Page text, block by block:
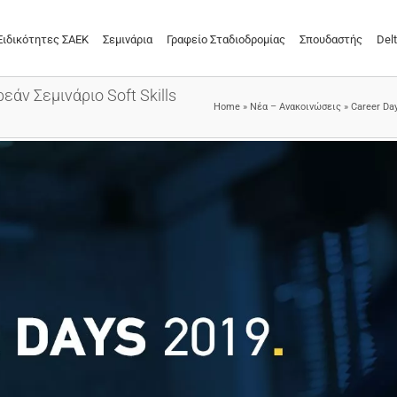
ΣΑΕΚ Σεμινάρια Γραφείο Σταδιοδρομίας Σπουδαστής
Σεμινάριο Soft Skills
Home » Νέα – Ανακοινώσεις » Career